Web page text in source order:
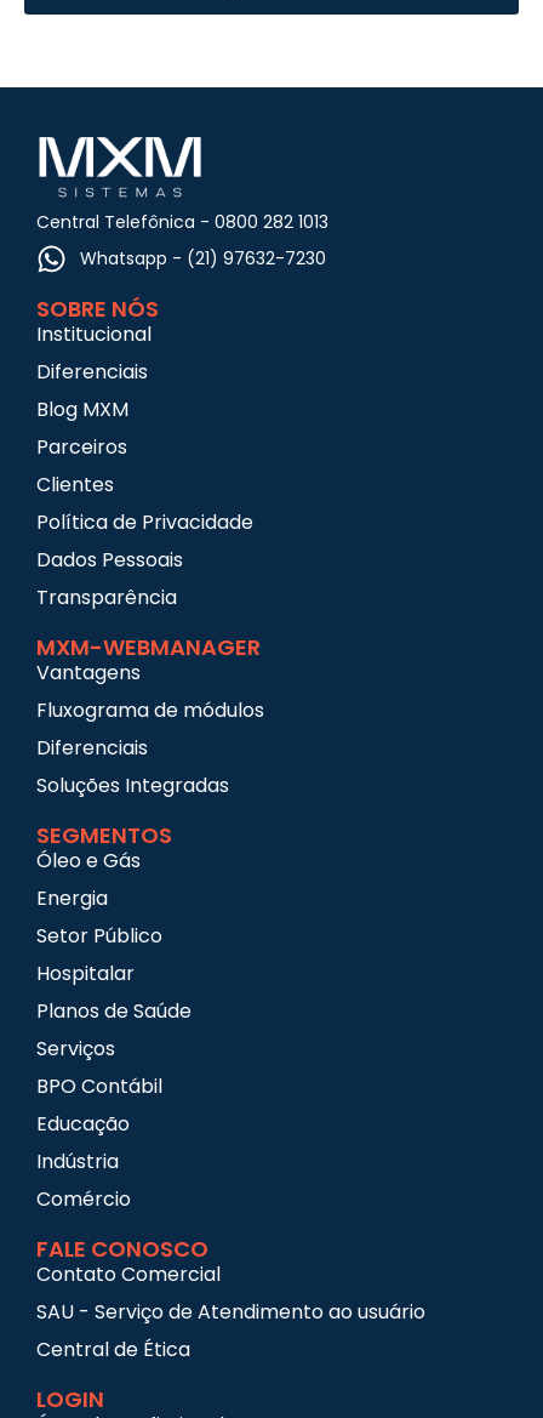
Central Telefônica - 0800 282 1013
Whatsapp - (21) 97632-7230
SOBRE NÓS
Institucional
Diferenciais
Blog MXM
Parceiros
Clientes
Política de Privacidade
Dados Pessoais
Transparência
MXM-WEBMANAGER
Vantagens
Fluxograma de módulos
Diferenciais
Soluções Integradas
SEGMENTOS
Óleo e Gás
Energia
Setor Público
Hospitalar
Planos de Saúde
Serviços
BPO Contábil
Educação
Indústria
Comércio
FALE CONOSCO
Contato Comercial
SAU - Serviço de Atendimento ao usuário
Central de Ética
LOGIN